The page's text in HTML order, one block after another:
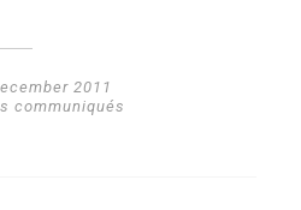
2011
communiqués